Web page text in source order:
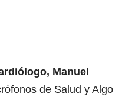
Manuel
de Salud y Algo